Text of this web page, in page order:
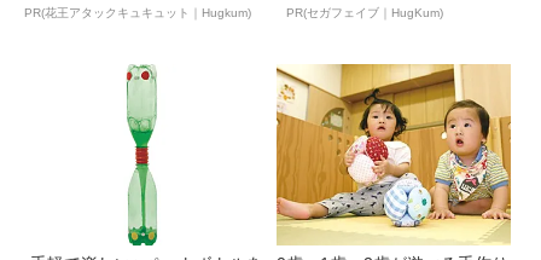
PR(花王アタックキュキュット｜Hugkum)
ん...
PR(セガフェイブ｜HugKum)